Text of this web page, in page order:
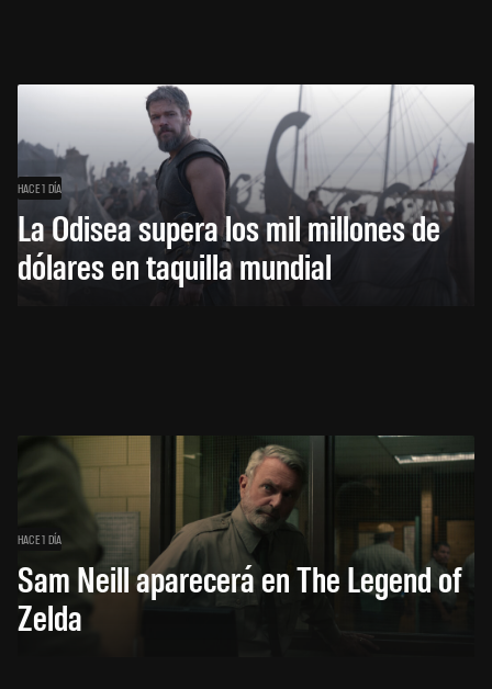
HACE 1 DÍA
La Odisea supera los mil millones de
dólares en taquilla mundial
HACE 1 DÍA
Sam Neill aparecerá en The Legend of
Zelda